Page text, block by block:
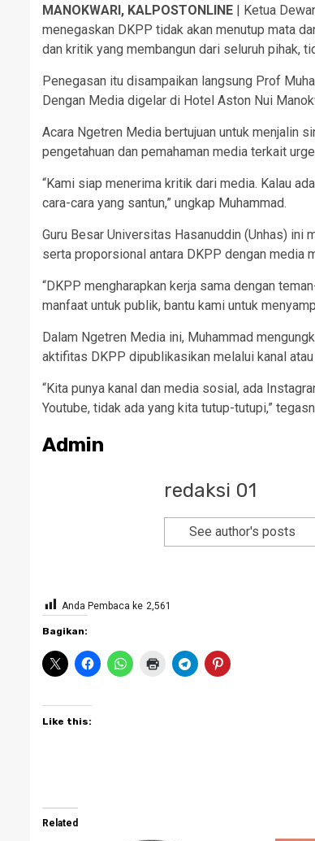
MANOKWARI, KALPOSTONLINE | Ketua
menegaskan DKPP tidak akan menutup mata
dan kritik yang membangun dari seluruh pihak,
Penegasan itu disampaikan langsung Prof
Dengan Media digelar di Hotel Aston Nui
Acara Ngetren Media bertujuan untuk menjalin
pengetahuan dan pemahaman media terkait
“Kami siap menerima kritik dari media. Kalau
cara-cara yang santun,” ungkap Muhammad.
Guru Besar Universitas Hasanuddin (Unhas) ini
serta proporsional antara DKPP dengan media
“DKPP mengharapkan kerja sama dengan
manfaat untuk publik, bantu kami untuk
Dalam Ngetren Media ini, Muhammad
aktifitas DKPP dipublikasikan melalui kanal
“Kita punya kanal dan media sosial, ada
Youtube, tidak ada yang kita tutup-tutupi,”
Admin
redaksi 01
See author's posts
Anda Pembaca ke 2,561
Bagikan:
Like this:
Related